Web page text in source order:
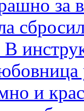
за
и